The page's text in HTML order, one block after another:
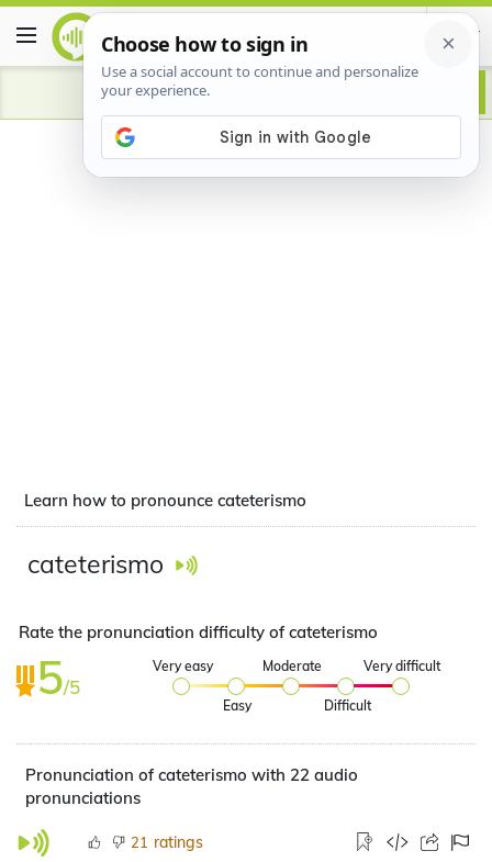
Advertisement
Learn how to pronounce cateterismo
cateterismo
Rate the pronunciation difficulty of cateterismo
5/5
Very easy
Easy
Moderate
Difficult
Very difficult
Pronunciation of cateterismo with 22 audio
pronunciations
21 ratings